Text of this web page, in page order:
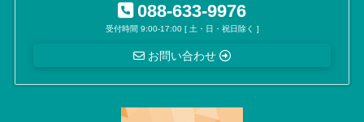
088-633-9976
受付時間 9:00-17:00 [ 土・日・祝日除く ]
お問い合わせ